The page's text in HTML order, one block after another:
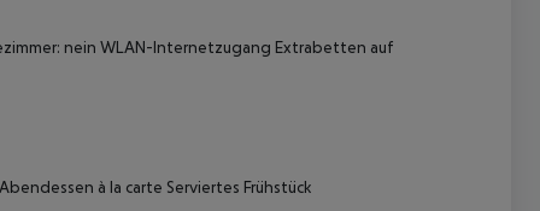
nein WLAN-Internetzugang Extrabetten auf
Abendessen à la carte Serviertes Frühstück